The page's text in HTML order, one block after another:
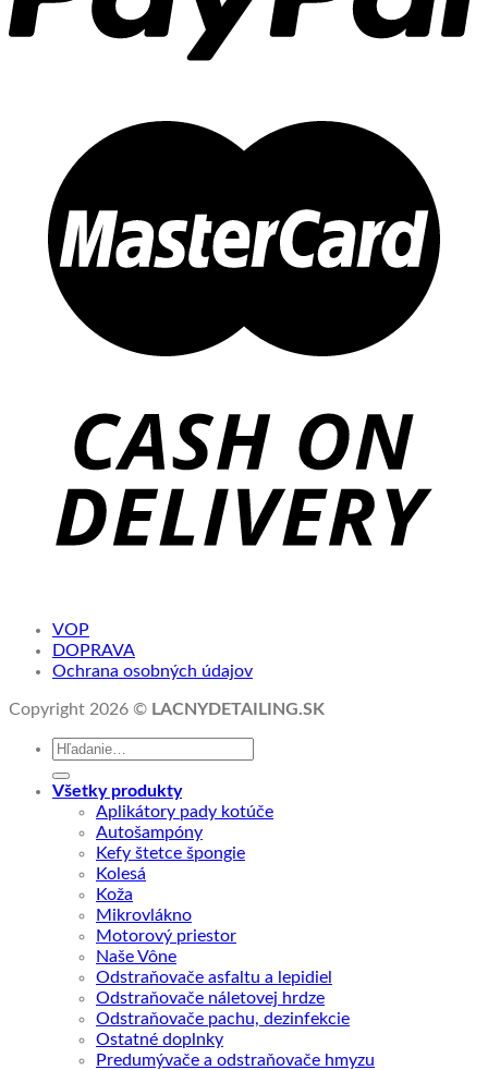
VOP
DOPRAVA
Ochrana osobných údajov
Copyright 2026 © LACNYDETAILING.SK
Hľadať:
Všetky produkty
Aplikátory pady kotúče
Autošampóny
Kefy štetce špongie
Kolesá
Koža
Mikrovlákno
Motorový priestor
Naše Vône
Odstraňovače asfaltu a lepidiel
Odstraňovače náletovej hrdze
Odstraňovače pachu, dezinfekcie
Ostatné doplnky
Predumývače a odstraňovače hmyzu